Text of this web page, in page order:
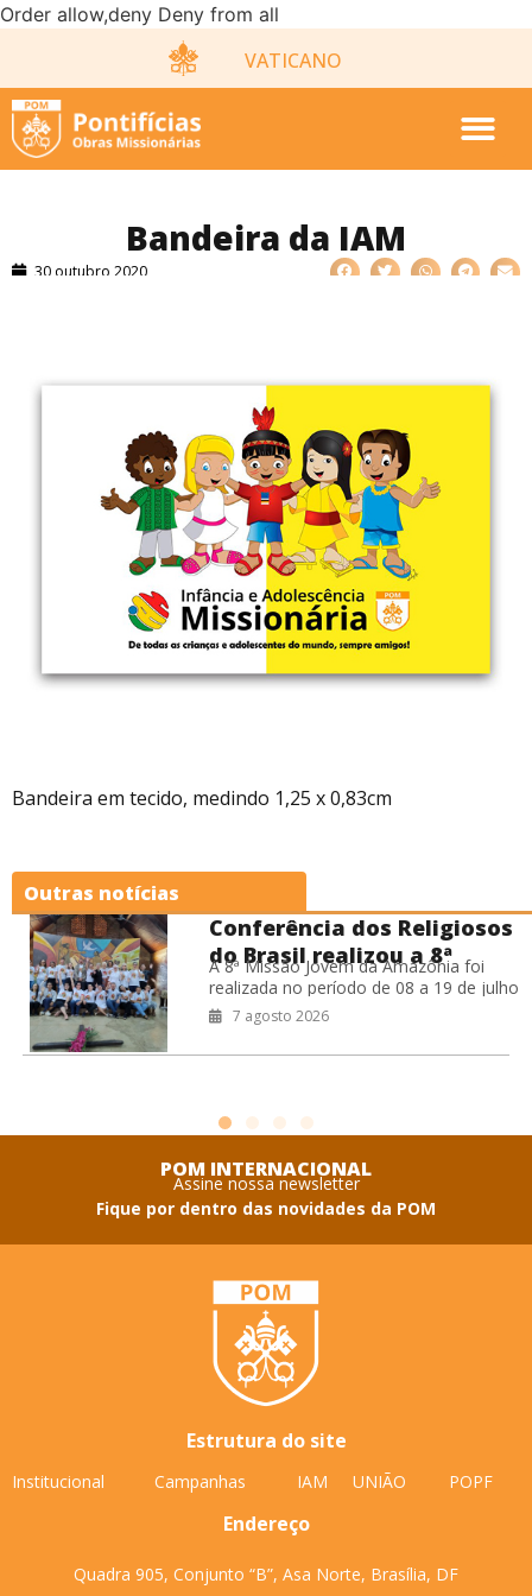
Order allow,deny Deny from all
VATICANO
Bandeira da IAM
30 outubro 2020
Bandeira em tecido, medindo 1,25 x 0,83cm
Outras notícias
Conferência dos Religiosos
do Brasil realizou a 8ª
Missão Jovem na Amazônia
A 8ª Missão Jovem da Amazônia foi
realizada no período de 08 a 19 de julho
de 2026, na Prelazia de São Félix do
7 agosto 2026
POM INTERNACIONAL
Assine nossa newsletter
Fique por dentro das novidades da POM
Estrutura do site
Institucional Campanhas IAM UNIÃO POPF
Endereço
Quadra 905, Conjunto “B”, Asa Norte, Brasília, DF